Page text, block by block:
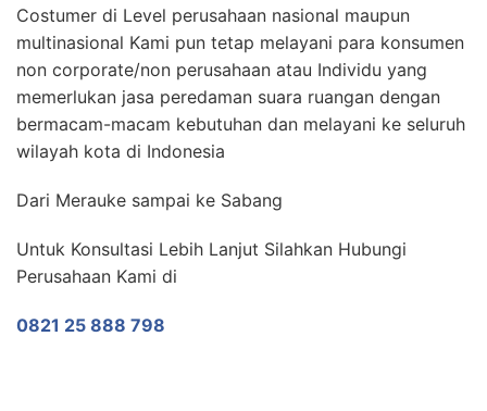
Costumer di Level perusahaan nasional maupun
multinasional Kami pun tetap melayani para konsumen
non corporate/non perusahaan atau Individu yang
memerlukan jasa peredaman suara ruangan dengan
bermacam-macam kebutuhan dan melayani ke seluruh
wilayah kota di Indonesia
Dari Merauke sampai ke Sabang
Untuk Konsultasi Lebih Lanjut Silahkan Hubungi
Perusahaan Kami di
0821 25 888 798